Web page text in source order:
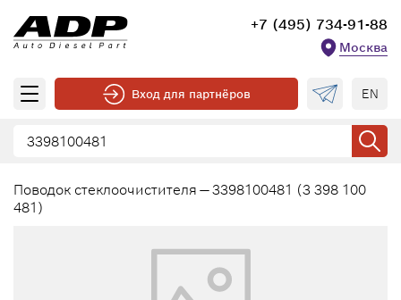
+7 (495) 734-91-88
Москва
Вход для партнёров EN
Поводок стеклоочистителя — 3398100481 (3 398 100
481)